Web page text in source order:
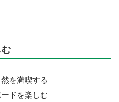
む
を満喫する
ドを楽しむ